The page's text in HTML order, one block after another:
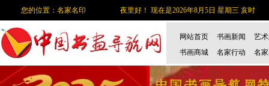
您的位置：名家名印 夜里好！ 现在是2026年8月5日 星期三 亥时
网站首页 书画新闻
艺
书画商城
名家行动 名